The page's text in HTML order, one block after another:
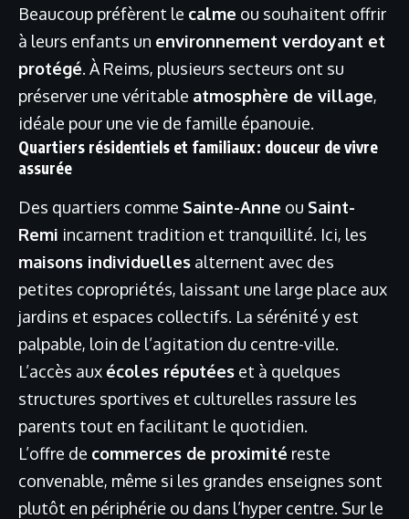
Beaucoup préfèrent le calme ou souhaitent offrir
à leurs enfants un environnement verdoyant et
protégé. À Reims, plusieurs secteurs ont su
préserver une véritable atmosphère de village,
idéale pour une vie de famille épanouie.
Quartiers résidentiels et familiaux : douceur de vivre
assurée
Des quartiers comme Sainte-Anne ou Saint-
Remi incarnent tradition et tranquillité. Ici, les
maisons individuelles alternent avec des
petites copropriétés, laissant une large place aux
jardins et espaces collectifs. La sérénité y est
palpable, loin de l’agitation du centre-ville.
L’accès aux écoles réputées et à quelques
structures sportives et culturelles rassure les
parents tout en facilitant le quotidien.
L’offre de commerces de proximité reste
convenable, même si les grandes enseignes sont
plutôt en périphérie ou dans l’hyper centre. Sur le